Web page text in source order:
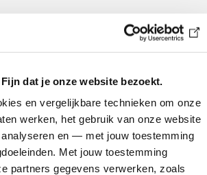
dat je onze website bezoekt.
en vergelijkbare technieken om onze
werken, het gebruik van onze website
en — met jouw toestemming
Met jouw toestemming
partners gegevens verwerken, zoals